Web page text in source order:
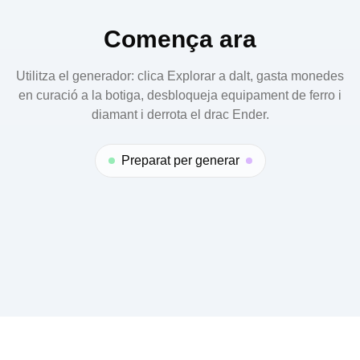
Comença ara
Utilitza el generador: clica Explorar a dalt, gasta monedes
en curació a la botiga, desbloqueja equipament de ferro i
diamant i derrota el drac Ender.
Preparat per generar